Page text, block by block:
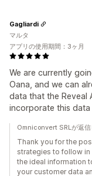
We are currently
Oana, and we can
data that the Reveal
incorporate this
Gagliardi
マルタ
アプリの使用期間：3ヶ月
Omniconvert SRLが返
Thank you for the
strategies to follow in
the ideal information
your customer data